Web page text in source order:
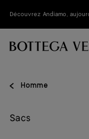
Découvrez Andiamo,
Homme
Sacs